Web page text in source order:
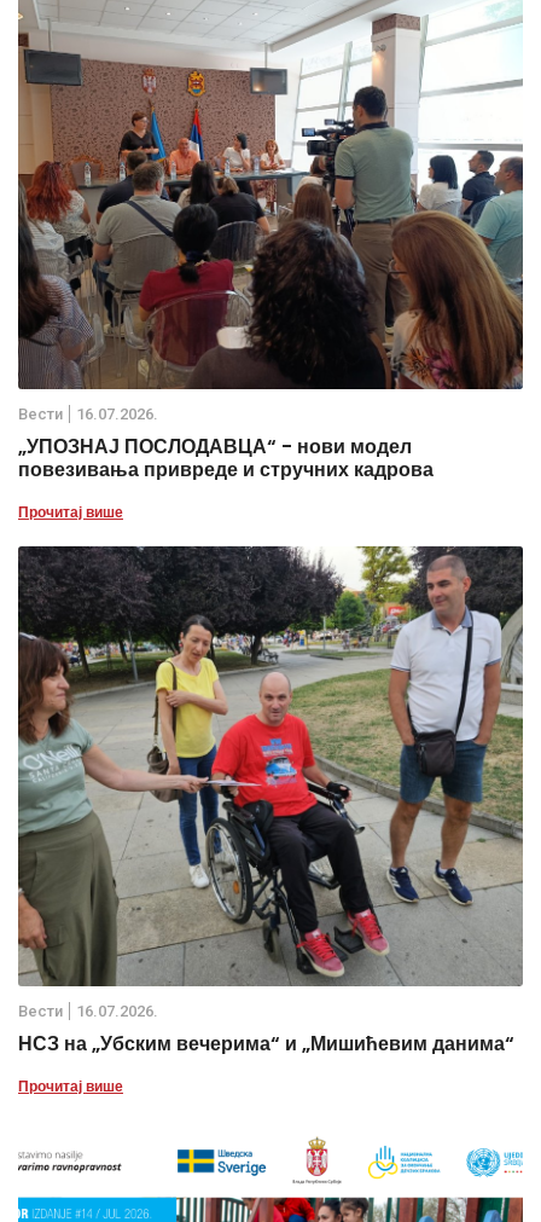
Вести 16.07.2026.
„УПОЗНАЈ ПОСЛОДАВЦА“ - нови модел
повезивања привреде и стручних кадрова
Прочитај више
Вести 16.07.2026.
НСЗ на „Убским вечерима“ и „Мишићевим данима“
Прочитај више